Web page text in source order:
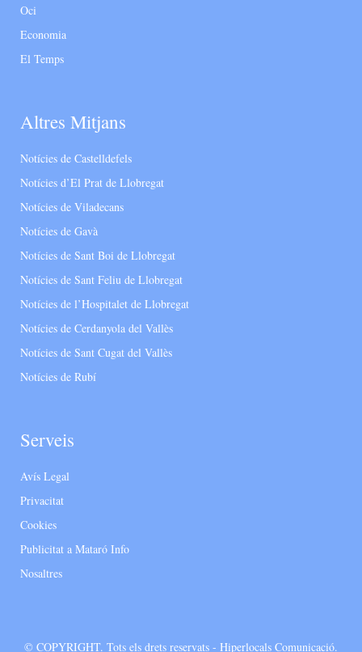
Oci
Economia
El Temps
Altres Mitjans
Notícies de Castelldefels
Notícies d’El Prat de Llobregat
Notícies de Viladecans
Notícies de Gavà
Notícies de Sant Boi de Llobregat
Notícies de Sant Feliu de Llobregat
Notícies de l’Hospitalet de Llobregat
Notícies de Cerdanyola del Vallès
Notícies de Sant Cugat del Vallès
Notícies de Rubí
Serveis
Avís Legal
Privacitat
Cookies
Publicitat a Mataró Info
Nosaltres
© COPYRIGHT. Tots els drets reservats - Hiperlocals Comunicació.